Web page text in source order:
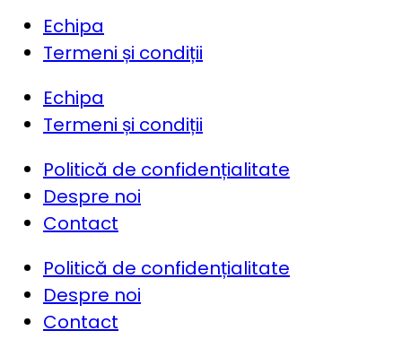
Echipa
Termeni și condiții
Echipa
Termeni și condiții
Politică de confidențialitate
Despre noi
Contact
Politică de confidențialitate
Despre noi
Contact